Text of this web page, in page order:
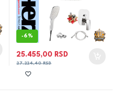
-6%
25.455,00 RSD
27.224,40RSD